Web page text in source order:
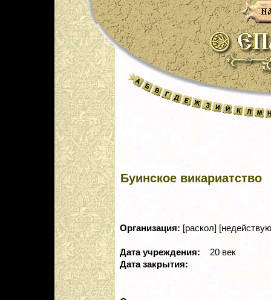
Буинское викариатство
Организация: [раскол]
Дата учреждения:
20 век
Дата закрытия: